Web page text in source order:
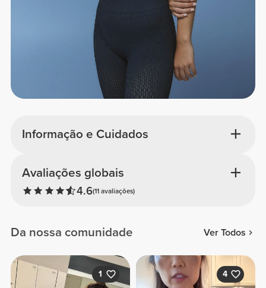
Informação e Cuidados
Avaliações globais
4.6(11 avaliações)
Da nossa comunidade Ver Todos
1 4